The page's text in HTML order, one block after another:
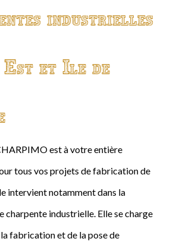
industrielles
Est et Ile de
est à votre entière
tous vos projets de fabrication de
intervient notamment dans la
charpente industrielle. Elle se charge
la fabrication et de la pose de